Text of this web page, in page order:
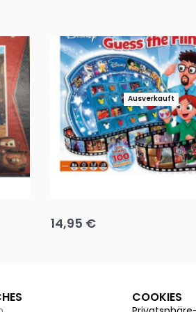
Ausverkauft
14,95 €
COOKIES